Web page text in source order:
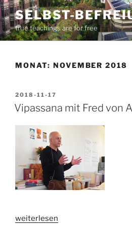
Zum
Inhalt
springen
SELBST-
true teachings are for free
MONAT: NOVEMBER 2018
VERÖFFENTLICHT
AM
2018-11-17
Vipassana mit Fred von
„Vipassana
weiterlesen